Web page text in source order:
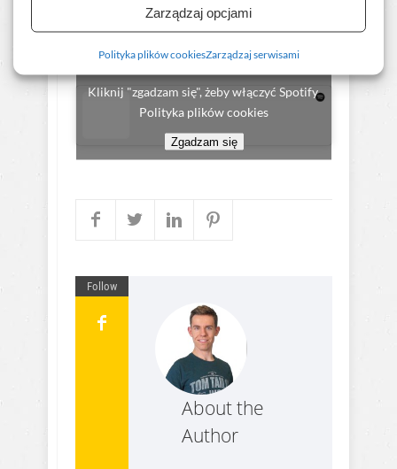
Zarządzaj opcjami
Polityka plików cookiesZarządzaj serwisami
Kliknij "zgadzam się", żeby włączyć Spotify
Polityka plików cookies
Zgadzam się
Follow
About the
Author